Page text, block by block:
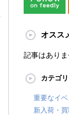
オスス
記事はあり
カテゴ
重要なイ
新入荷・